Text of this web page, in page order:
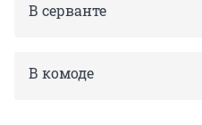
В серванте
В комоде